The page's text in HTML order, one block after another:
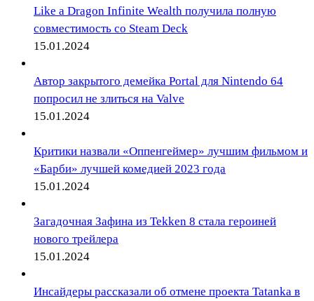
Like a Dragon Infinite Wealth получила полную
совместимость со Steam Deck
15.01.2024
Автор закрытого демейка Portal для Nintendo 64
попросил не злиться на Valve
15.01.2024
Критики назвали «Оппенгеймер» лучшим фильмом и
«Барби» лучшей комедией 2023 года
15.01.2024
Загадочная Зафина из Tekken 8 стала героиней
нового трейлера
15.01.2024
Инсайдеры рассказали об отмене проекта Tatanka в